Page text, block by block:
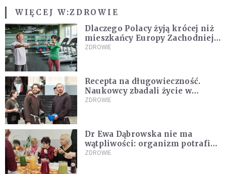
WIĘCEJ W:ZDROWIE
Dlaczego Polacy żyją krócej niż
mieszkańcy Europy Zachodniej?
Ekspertka wskazuje główne
ZDROWIE
Recepta na długowieczność.
Naukowcy zbadali życie w
klasztorach
ZDROWIE
Dr Ewa Dąbrowska nie ma
wątpliwości: organizm potrafi
leczyć się sam
ZDROWIE